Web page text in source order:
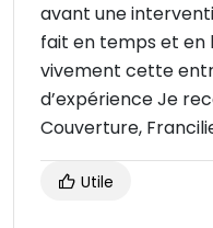
avant une
fait en temps et en
vivement cette
d’expérience Je
Couverture,
Utile